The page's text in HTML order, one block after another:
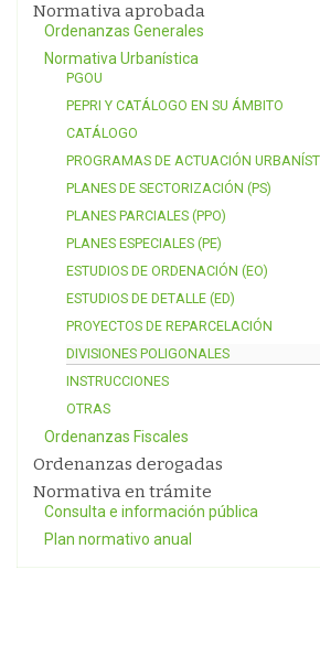
Normativa aprobada
Ordenanzas Generales
Normativa Urbanística
PGOU
PEPRI Y CATÁLOGO EN SU ÁMBITO
CATÁLOGO
PROGRAMAS DE ACTUACIÓN
PLANES DE SECTORIZACIÓN (PS)
PLANES PARCIALES (PPO)
PLANES ESPECIALES (PE)
ESTUDIOS DE ORDENACIÓN (EO)
ESTUDIOS DE DETALLE (ED)
PROYECTOS DE REPARCELACIÓN
DIVISIONES POLIGONALES
INSTRUCCIONES
OTRAS
Ordenanzas Fiscales
Ordenanzas derogadas
Normativa en trámite
Consulta e información pública
Plan normativo anual